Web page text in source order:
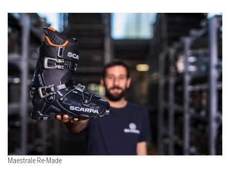
Maestrale Re-Made